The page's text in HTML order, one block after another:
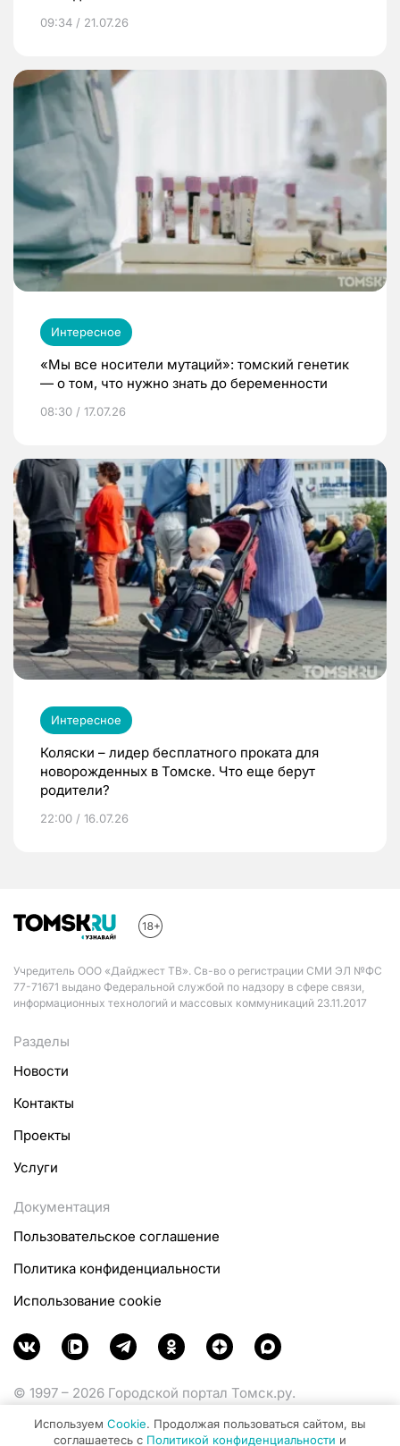
09:34 / 21.07.26
Интересное
«Мы все носители мутаций»: томский генетик
— о том, что нужно знать до беременности
08:30 / 17.07.26
Интересное
Коляски – лидер бесплатного проката для
новорожденных в Томске. Что еще берут
родители?
22:00 / 16.07.26
Учредитель ООО «Дайджест ТВ». Св-во о регистрации СМИ ЭЛ №ФС
77-71671 выдано Федеральной службой по надзору в сфере связи,
информационных технологий и массовых коммуникаций 23.11.2017
Разделы
Новости
Контакты
Проекты
Услуги
Документация
Пользовательское соглашение
Политика конфиденциальности
Использование cookie
© 1997 – 2026 Городской портал Томск.ру.
Министерства цифрового развития, связи и массовых
Используем Cookie. Продолжая пользоваться сайтом, вы
соглашаетесь с Политикой конфиденциальности и